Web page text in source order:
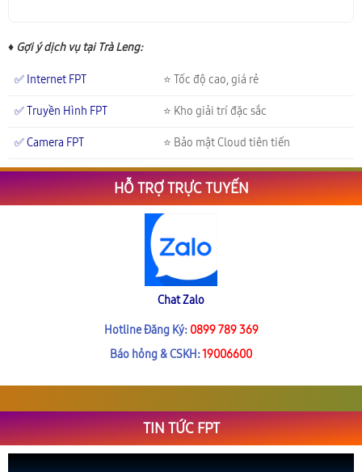
♦ Gợi ý dịch vụ tại Trà Leng:
✅ Internet FPT ⭐ Tốc độ cao, giá rẻ
✅ Truyền Hình FPT ⭐ Kho giải trí đặc sắc
✅ Camera FPT ⭐ Bảo mật Cloud tiên tiến
HỖ TRỢ TRỰC TUYẾN
Chat Zalo
Hotline Đăng Ký: 0899 789 369
Báo hỏng & CSKH:19006600
TIN TỨC FPT